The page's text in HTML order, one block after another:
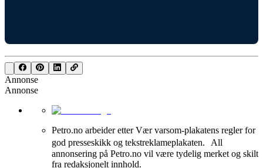
Annonse
Annonse
Petro.no arbeider etter Vær varsom-plakatens regler for
god presseskikk og tekstreklameplakaten. All
annonsering på Petro.no vil være tydelig merket og skilt
fra redaksjonelt innhold.